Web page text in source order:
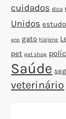
cuidados dica
Unidos estudo
ano gato higiene
pet pet shop
Saúde
veterinário